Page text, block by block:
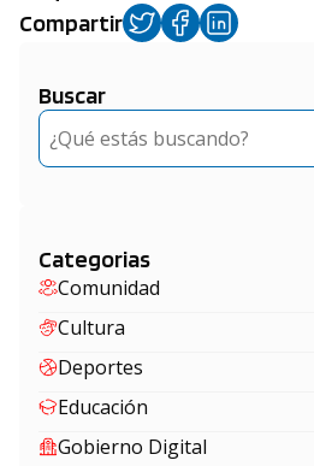
Compartir
Buscar
Buscar
Categorias
Comunidad
Cultura
Deportes
Educación
Gobierno Digital